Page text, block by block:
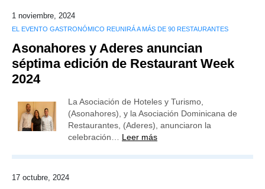
1 noviembre, 2024
EL EVENTO GASTRONÓMICO REUNIRÁ A MÁS DE 90 RESTAURANTES
Asonahores y Aderes anuncian
séptima edición de Restaurant Week
2024
La Asociación de Hoteles y Turismo,
(Asonahores), y la Asociación Dominicana de
Restaurantes, (Aderes), anunciaron la
celebración… Leer más
17 octubre, 2024